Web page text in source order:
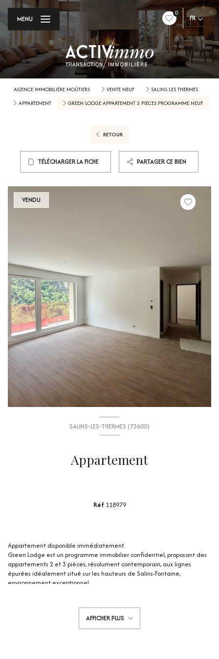
0
FR
MENU
AGENCE IMMOBILIÈRE MOÛTIERS VENTE NEUF
SALINS LES THERMES
APPARTEMENT
GREEN LODGE APPARTEMENT 3 PIECES PROGRAMME NEUF
RETOUR
TÉLÉCHARGER LA FICHE PARTAGER CE BIEN
VENDU
SALINS-LES-THERMES (73600)
Appartement
Réf 118979
Appartement disponible immédiatement.
Green Lodge est un programme immobilier confidentiel, proposant des
appartements 2 et 3 pièces, résolument contemporain, aux lignes
épurées idéalement situé sur les hauteurs de Salins-Fontaine,
environnement exceptionnel.
Environnementale 2020 et au-delà. Green Lodge est le premier
programme immobilier sur le secteur répondant à cette nouvelle norme
en proposant un système de construction qualitatif et l’utilisation des
AFFICHER PLUS